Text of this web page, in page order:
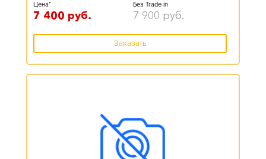
Цена*
7 400 руб.
Без Trade-in
7 900 руб.
Заказать